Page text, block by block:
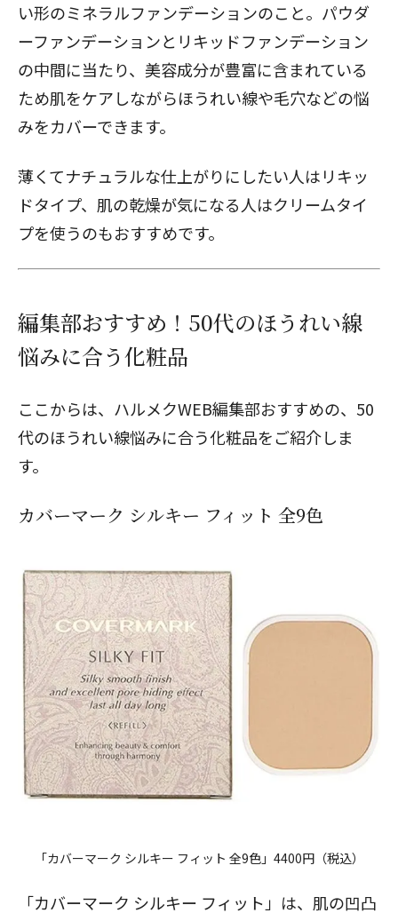
い形のミネラルファンデーションのこと。パウダ
ーファンデーションとリキッドファンデーション
の中間に当たり、美容成分が豊富に含まれている
ため肌をケアしながらほうれい線や毛穴などの悩
みをカバーできます。
薄くてナチュラルな仕上がりにしたい人はリキッ
ドタイプ、肌の乾燥が気になる人はクリームタイ
プを使うのもおすすめです。
編集部おすすめ！50代のほうれい線
悩みに合う化粧品
ここからは、ハルメクWEB編集部おすすめの、50
代のほうれい線悩みに合う化粧品をご紹介しま
す。
カバーマーク シルキー フィット 全9色
「カバーマーク シルキー フィット 全9色」4400円（税込）
「カバーマーク シルキー フィット 」は、肌の凹凸